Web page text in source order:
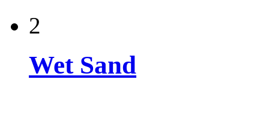
2
Wet Sand